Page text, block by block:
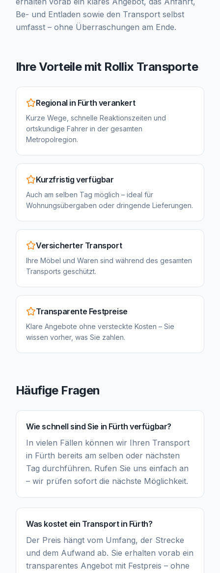
Be- und Entladen sowie den Transport selbst
umfasst – ohne Überraschungen am Ende.
Ihre Vorteile mit Rollix Transporte
Regional in Fürth verankert
Kurze Wege, schnelle Reaktionszeiten und
ortskundige Fahrer in der gesamten
Metropolregion.
Kurzfristig verfügbar
Auch am selben Tag möglich – ideal für
Wohnungsübergaben oder dringende Lieferungen.
Versicherter Transport
Ihre Möbel und Waren sind während des gesamten
Transports geschützt.
Transparente Festpreise
Klare Angebote ohne versteckte Kosten – Sie
wissen vorher, was Sie zahlen.
Häufige Fragen
Wie schnell sind Sie in Fürth verfügbar?
In vielen Fällen können wir Ihren Transport
in Fürth bereits am selben oder nächsten
Tag durchführen. Rufen Sie uns einfach an
– wir prüfen sofort die nächste Möglichkeit.
Was kostet ein Transport in Fürth?
Der Preis hängt vom Umfang, der Strecke
und dem Aufwand ab. Sie erhalten vorab ein
transparentes Angebot mit Festpreis – ohne